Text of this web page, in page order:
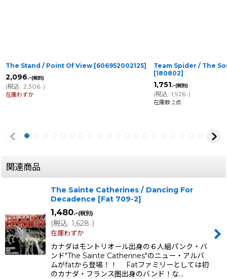
The Stand / Point Of View [606952002125]
2,096.-(税別)
(税込: 2,306.-)
在庫わずか
Team Spider / The
[180802]
1,751.-(税別)
(税込: 1,926.-)
在庫数 2点
関連商品
The Sainte Catherines / Dancing For
Decadence [Fat 709-2]
1,480.-(税別)
(税込: 1,628.-)
在庫わずか
カナダはモントリオール出身の６人組パンク・バ
ンド"The Sainte Catherines"のニュー・アルバ
ムがfatから登場！！ Fatファミリーとしては初
のカナダ・フランス圏出身のバンド！な…